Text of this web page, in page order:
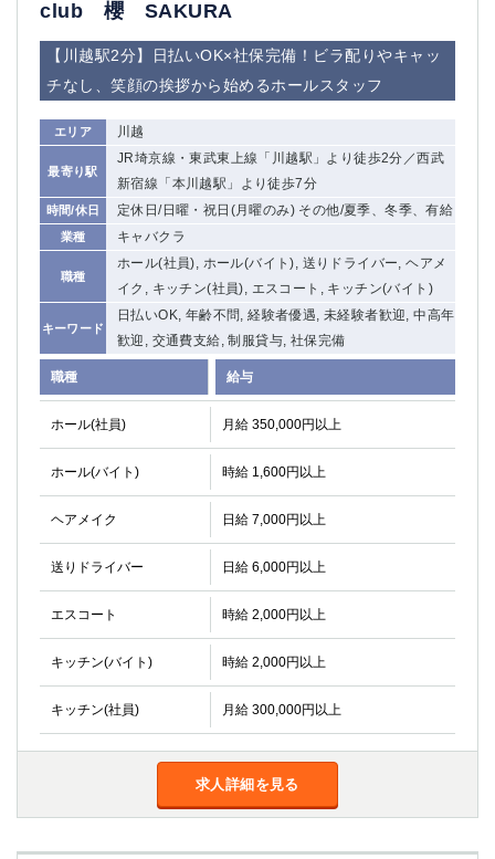
club 櫻 SAKURA
【川越駅2分】日払いOK×社保完備！ビラ配りやキャッ
チなし、笑顔の挨拶から始めるホールスタッフ
エリア 川越
最寄り駅
JR埼京線・東武東上線「川越駅」より徒歩2分／西武
新宿線「本川越駅」より徒歩7分
時間/休日 定休日/日曜・祝日(月曜のみ) その他/夏季、冬季、有給
業種 キャバクラ
職種
ホール(社員), ホール(バイト), 送りドライバー, ヘアメ
イク, キッチン(社員), エスコート, キッチン(バイト)
キーワード
日払いOK, 年齢不問, 経験者優遇, 未経験者歓迎, 中高年
歓迎, 交通費支給, 制服貸与, 社保完備
職種 給与
ホール(社員) 月給 350,000円以上
ホール(バイト) 時給 1,600円以上
ヘアメイク 日給 7,000円以上
送りドライバー 日給 6,000円以上
エスコート 時給 2,000円以上
キッチン(バイト) 時給 2,000円以上
キッチン(社員) 月給 300,000円以上
求人詳細を見る